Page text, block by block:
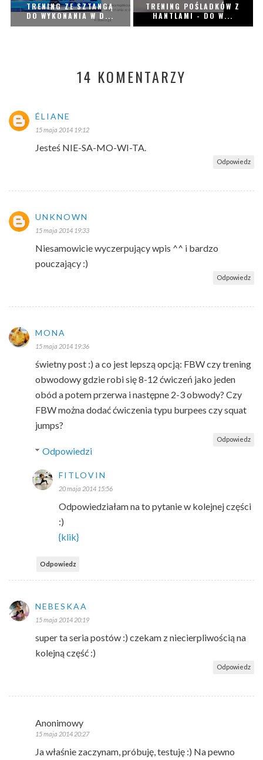
TRENING ZE SZTANGĄ
DO WYKONANIA W D...
TRENING POŚLADKÓW Z
HANTLAMI - DO W...
14 KOMENTARZY
ÉLIANE
15 maja 2014 19:12
Jesteś NIE-SA-MO-WI-TA.
Odpowiedz
UNKNOWN
15 maja 2014 19:33
Niesamowicie wyczerpujący wpis ^^ i bardzo
pouczający :)
Odpowiedz
MONA
15 maja 2014 19:36
świetny post :) a co jest lepszą opcją: FBW czy trening
obwodowy gdzie robi się 8-12 ćwiczeń jako jeden
obód a potem przerwa i następne 2-3 obwody? Czy
FBW można dodać ćwiczenia typu burpees czy squat
jumps?
Odpowiedz
Odpowiedzi
FITLOVIN
20 maja 2014 15:56
Odpowiedziałam na to pytanie w kolejnej części
:)
{klik}
Odpowiedz
NEBESKAA
15 maja 2014 20:19
super ta seria postów :) czekam z niecierpliwością na
kolejną część :)
Odpowiedz
Anonimowy
15 maja 2014 20:27
Ja właśnie zaczynam, próbuję, testuję :) Na pewno